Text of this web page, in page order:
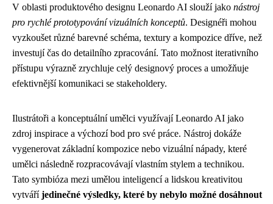
V oblasti produktového designu Leonardo AI slouží jako nástroj
pro rychlé prototypování vizuálních konceptů. Designéři mohou
vyzkoušet různé barevné schéma, textury a kompozice dříve, než
investují čas do detailního zpracování. Tato možnost iterativního
přístupu výrazně zrychluje celý designový proces a umožňuje
efektivnější komunikaci se stakeholdery.
Ilustrátoři a konceptuální umělci využívají Leonardo AI jako
zdroj inspirace a výchozí bod pro své práce. Nástroj dokáže
vygenerovat základní kompozice nebo vizuální nápady, které
umělci následně rozpracovávají vlastním stylem a technikou.
Tato symbióza mezi umělou inteligencí a lidskou kreativitou
vytváříjedinečné výsledky, které by nebylo možné dosáhnout